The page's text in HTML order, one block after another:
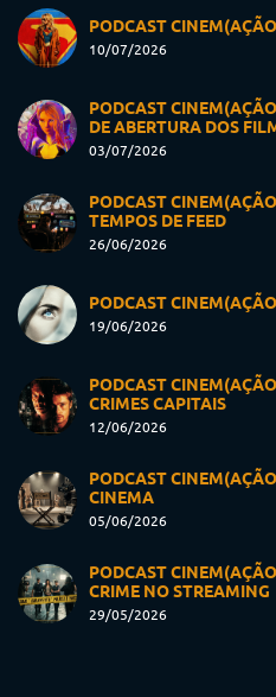
PODCAST
10/07/2026
PODCAST
DE ABERTURA DOS
03/07/2026
PODCAST
TEMPOS DE FEED
26/06/2026
PODCAST
19/06/2026
PODCAST
CRIMES CAPITAIS
12/06/2026
PODCAST
CINEMA
05/06/2026
PODCAST
CRIME NO STREAMING
29/05/2026